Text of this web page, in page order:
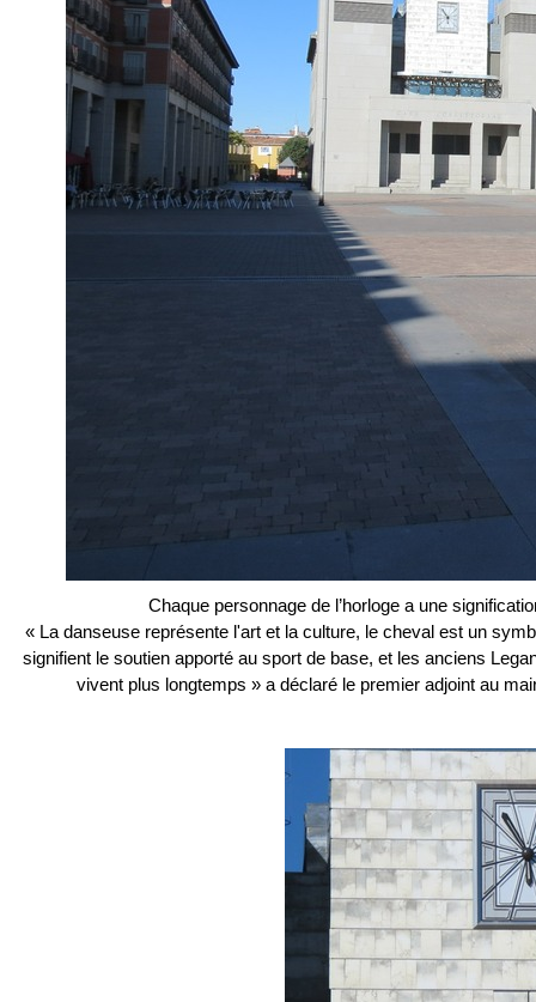
Chaque personnage de l’horloge a une
« La danseuse représente l'art et la culture, le cheval est un
signifient le soutien apporté au sport de base, et les anciens
vivent plus longtemps » a déclaré le premier adjoint au